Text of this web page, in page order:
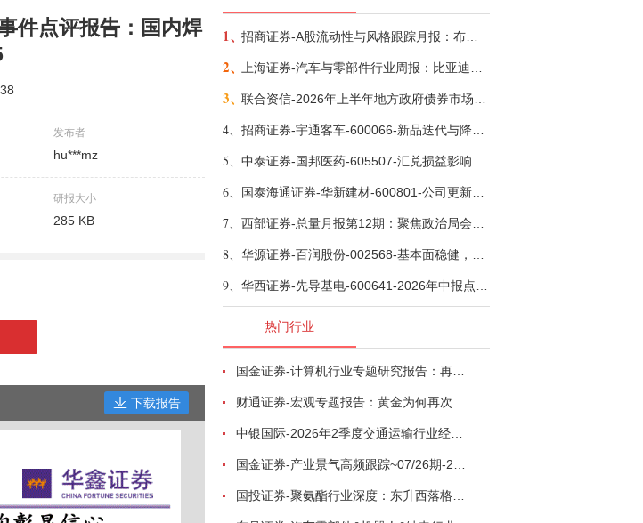
件点评报告：国内焊
发布者
hu***mz
研报大小
285 KB
下载报告
1、
2、
3、
4、
5、
6、
7、
8、
9、
热门行业